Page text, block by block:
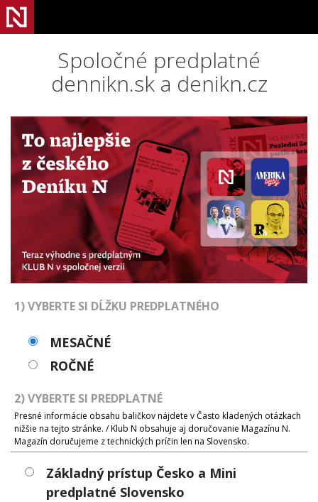
Spoločné predplatné
dennikn.sk a denikn.cz
1) VYBERTE SI DĹŽKU PREDPLATNÉHO
MESAČNÉ
ROČNÉ
2) VYBERTE SI PREDPLATNÉ
Presné informácie obsahu baličkov nájdete v Často kladených otázkach
nižšie na tejto stránke. / Klub N obsahuje aj doručovanie Magazínu N.
Magazín doručujeme z technických príčin len na Slovensko.
Základný prístup Česko a Mini
predplatné Slovensko